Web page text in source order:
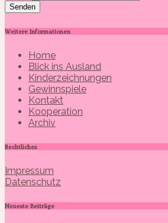
Senden
Weitere Informationen
Home
Blick ins Ausland
Kinderzeichnungen
Gewinnspiele
Kontakt
Kooperation
Archiv
Rechtliches
Impressum
Datenschutz
Neueste Beiträge